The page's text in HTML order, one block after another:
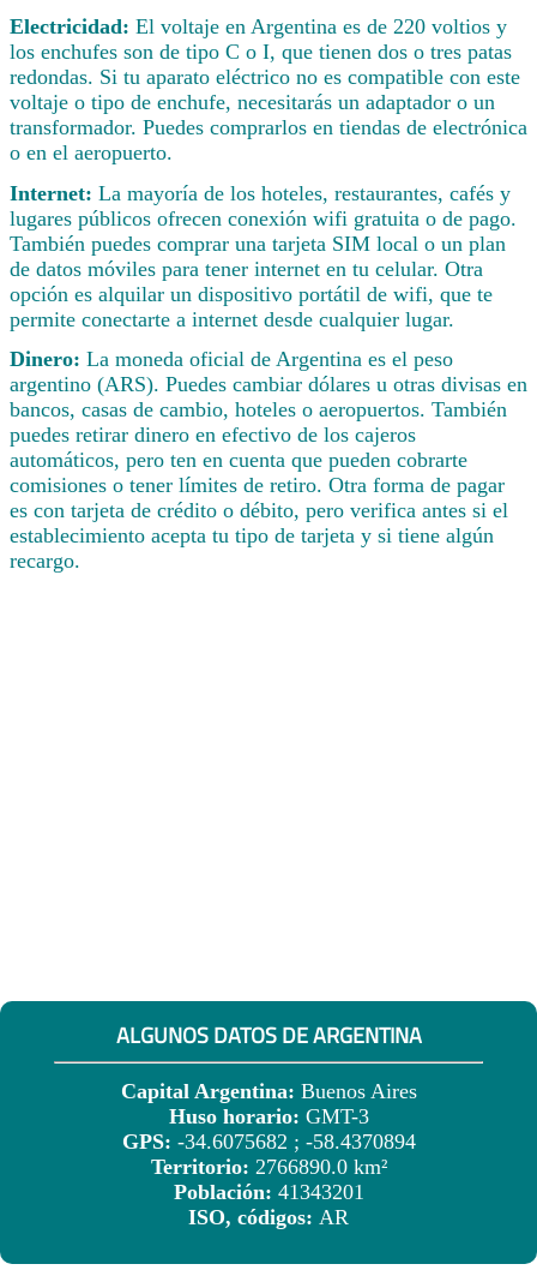
Electricidad: El voltaje en Argentina es de 220 voltios y
los enchufes son de tipo C o I, que tienen dos o tres patas
redondas. Si tu aparato eléctrico no es compatible con este
voltaje o tipo de enchufe, necesitarás un adaptador o un
transformador. Puedes comprarlos en tiendas de electrónica
o en el aeropuerto.
Internet: La mayoría de los hoteles, restaurantes, cafés y
lugares públicos ofrecen conexión wifi gratuita o de pago.
También puedes comprar una tarjeta SIM local o un plan
de datos móviles para tener internet en tu celular. Otra
opción es alquilar un dispositivo portátil de wifi, que te
permite conectarte a internet desde cualquier lugar.
Dinero: La moneda oficial de Argentina es el peso
argentino (ARS). Puedes cambiar dólares u otras divisas en
bancos, casas de cambio, hoteles o aeropuertos. También
puedes retirar dinero en efectivo de los cajeros
automáticos, pero ten en cuenta que pueden cobrarte
comisiones o tener límites de retiro. Otra forma de pagar
es con tarjeta de crédito o débito, pero verifica antes si el
establecimiento acepta tu tipo de tarjeta y si tiene algún
recargo.
ALGUNOS DATOS DE ARGENTINA
Capital Argentina: Buenos Aires
Huso horario: GMT-3
GPS: -34.6075682 ; -58.4370894
Territorio: 2766890.0 km²
Población: 41343201
ISO, códigos: AR